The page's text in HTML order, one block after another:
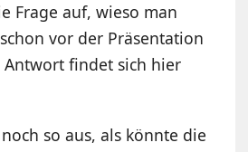
Frage auf, wieso man
vor der Präsentation
findet sich hier
so aus, als könnte die